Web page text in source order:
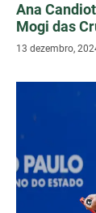
Ana
Mogi das
13 dezembro,